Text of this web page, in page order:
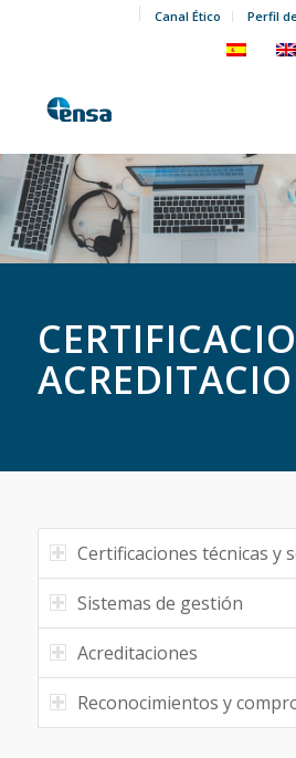
Canal Ético Perfil
Certificaciones técnicas y
Sistemas de gestión
Acreditaciones
Reconocimientos y